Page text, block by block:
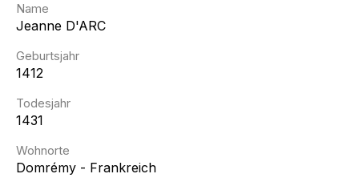
Name
Jeanne D'ARC
Geburtsjahr
1412
Todesjahr
1431
Wohnorte
Domrémy - Frankreich